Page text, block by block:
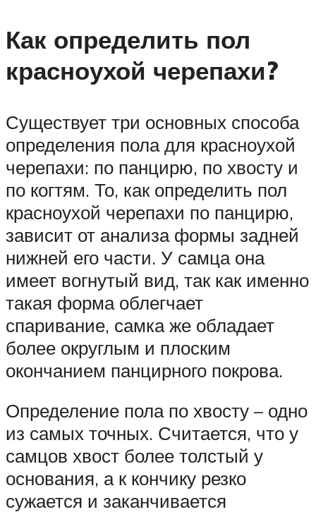
Как определить пол
красноухой черепахи?
Существует три основных способа
определения пола для красноухой
черепахи: по панцирю, по хвосту и
по когтям. То, как определить пол
красноухой черепахи по панцирю,
зависит от анализа формы задней
нижней его части. У самца она
имеет вогнутый вид, так как именно
такая форма облегчает
спаривание, самка же обладает
более округлым и плоским
окончанием панцирного покрова.
Определение пола по хвосту – одно
из самых точных. Считается, что у
самцов хвост более толстый у
основания, а к кончику резко
сужается и заканчивается